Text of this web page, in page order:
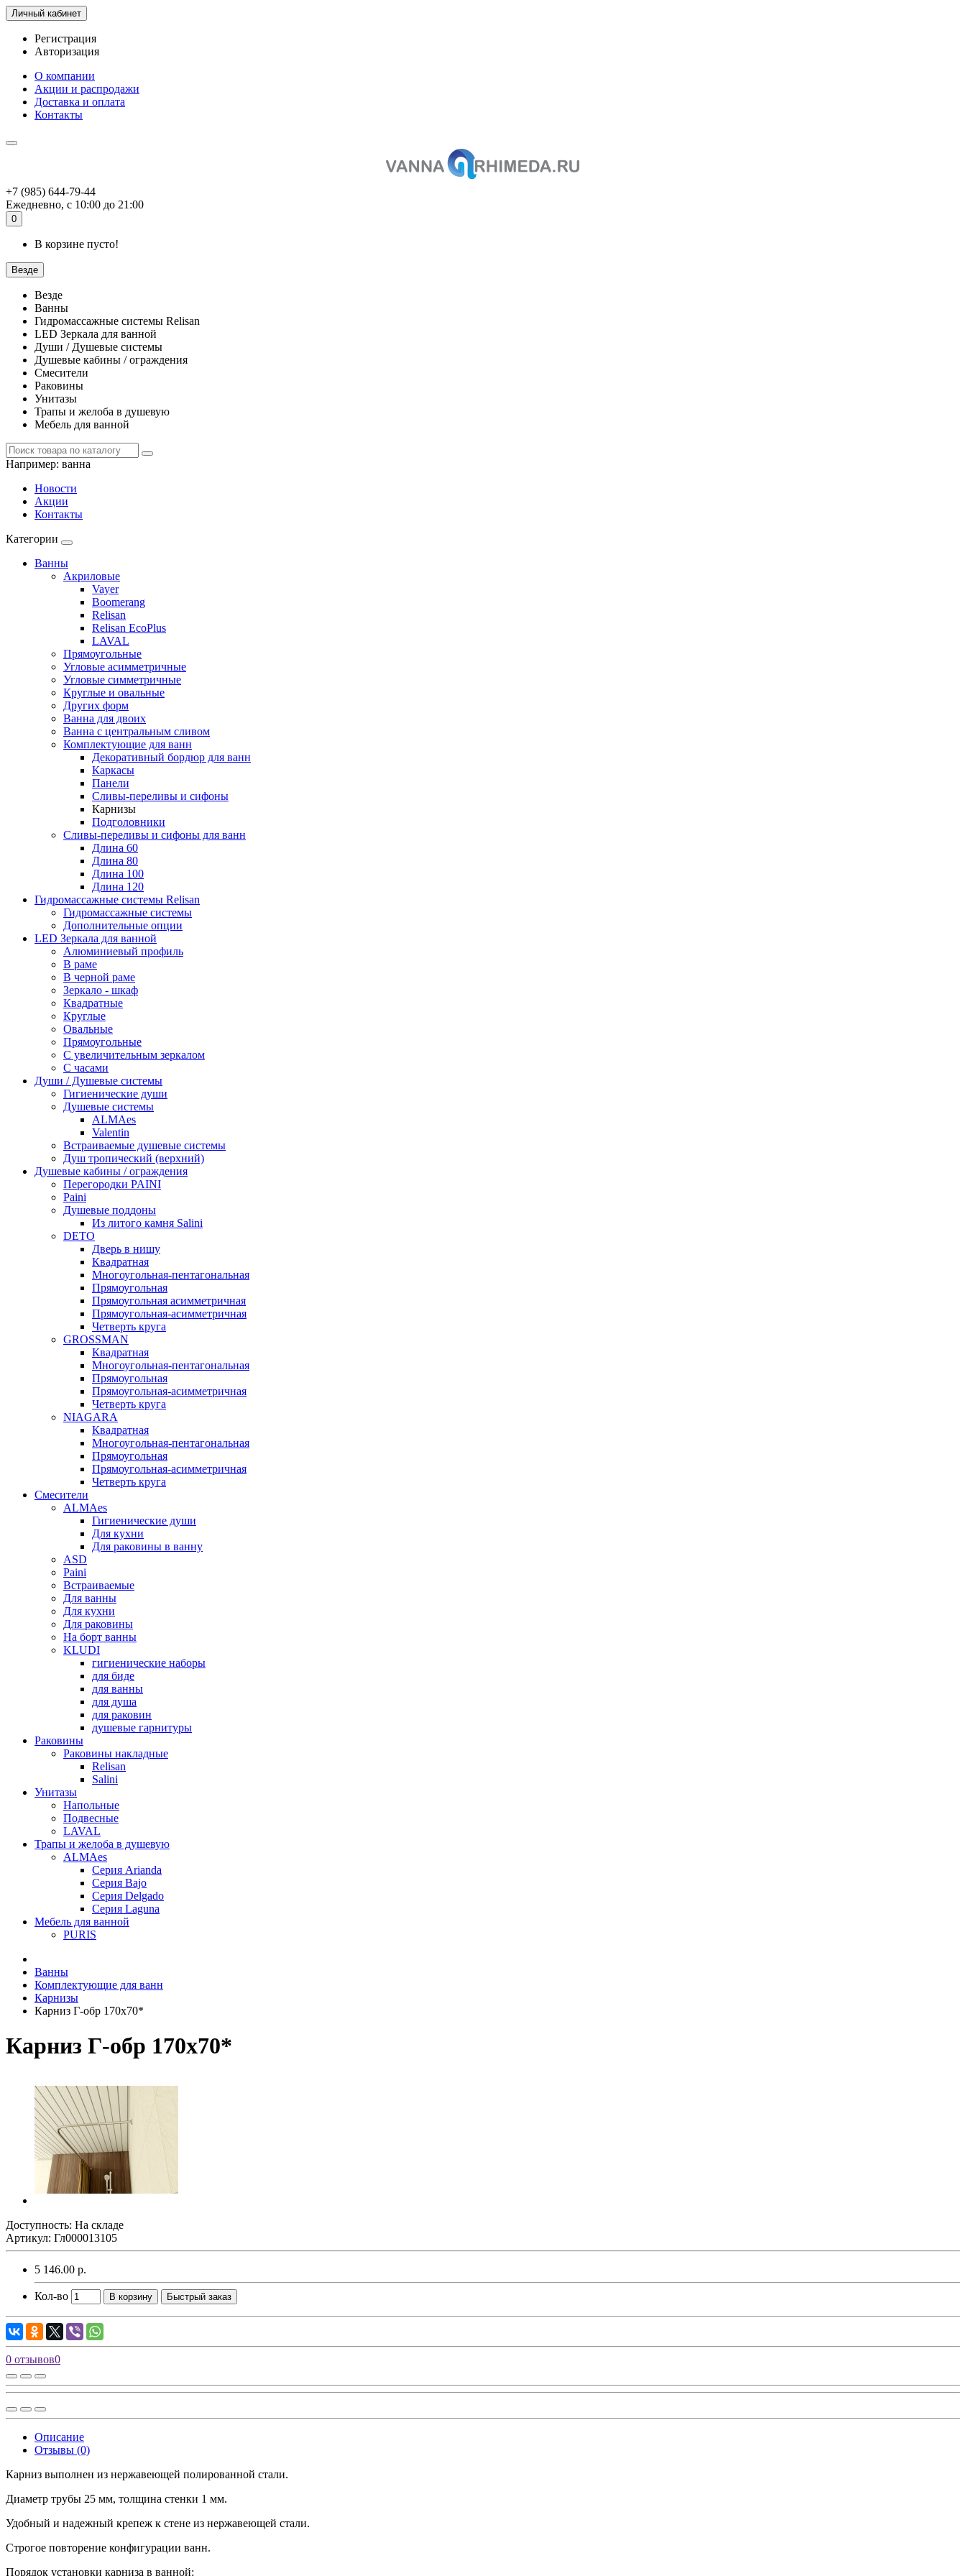
Личный кабинет
Регистрация
Авторизация
О компании
Акции и распродажи
Доставка и оплата
Контакты
+7 (985) 644-79-44
Ежедневно, с 10:00 до 21:00
0
В корзине пусто!
Везде
Везде
Ванны
Гидромассажные системы Relisan
LED Зеркала для ванной
Души / Душевые системы
Душевые кабины / ограждения
Смесители
Раковины
Унитазы
Трапы и желоба в душевую
Мебель для ванной
Например: ванна
Новости
Акции
Контакты
Категории
Ванны
Акриловые
Vayer
Boomerang
Relisan
Relisan EcoPlus
LAVAL
Прямоугольные
Угловые асимметричные
Угловые симметричные
Круглые и овальные
Других форм
Ванна для двоих
Ванна с центральным сливом
Комплектующие для ванн
Декоративный бордюр для ванн
Каркасы
Панели
Сливы-переливы и сифоны
Карнизы
Подголовники
Сливы-переливы и сифоны для ванн
Длина 60
Длина 80
Длина 100
Длина 120
Гидромассажные системы Relisan
Гидромассажные системы
Дополнительные опции
LED Зеркала для ванной
Алюминиевый профиль
В раме
В черной раме
Зеркало - шкаф
Квадратные
Круглые
Овальные
Прямоугольные
С увеличительным зеркалом
С часами
Души / Душевые системы
Гигиенические души
Душевые системы
ALMAes
Valentin
Встраиваемые душевые системы
Душ тропический (верхний)
Душевые кабины / ограждения
Перегородки PAINI
Paini
Душевые поддоны
Из литого камня Salini
DETO
Дверь в нишу
Квадратная
Многоугольная-пентагональная
Прямоугольная
Прямоугольная асимметричная
Прямоугольная-асимметричная
Четверть круга
GROSSMAN
Квадратная
Многоугольная-пентагональная
Прямоугольная
Прямоугольная-асимметричная
Четверть круга
NIAGARA
Квадратная
Многоугольная-пентагональная
Прямоугольная
Прямоугольная-асимметричная
Четверть круга
Смесители
ALMAes
Гигиенические души
Для кухни
Для раковины в ванну
ASD
Paini
Встраиваемые
Для ванны
Для кухни
Для раковины
На борт ванны
KLUDI
гигиенические наборы
для биде
для ванны
для душа
для раковин
душевые гарнитуры
Раковины
Раковины накладные
Relisan
Salini
Унитазы
Напольные
Подвесные
LAVAL
Трапы и желоба в душевую
ALMAes
Серия Arianda
Серия Bajo
Серия Delgado
Серия Laguna
Мебель для ванной
PURIS
Ванны
Комплектующие для ванн
Карнизы
Карниз Г-обр 170х70*
Карниз Г-обр 170х70*
Доступность: На складе
Артикул: Гл000013105
5 146.00 р.
Кол-во В корзину Быстрый заказ
0 отзывов0
Описание
Отзывы (0)
Карниз выполнен из нержавеющей полированной стали.
Диаметр трубы 25 мм, толщина стенки 1 мм.
Удобный и надежный крепеж к стене из нержавеющей стали.
Строгое повторение конфигурации ванн.
Порядок установки карниза в ванной: